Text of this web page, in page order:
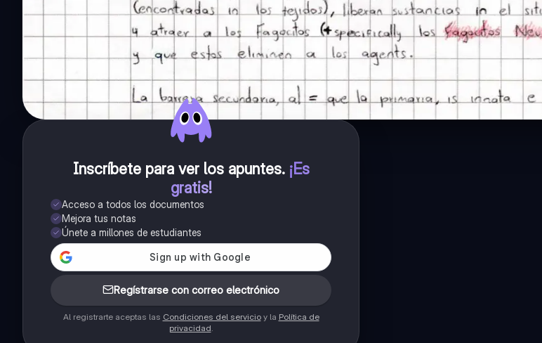
Inscríbete para ver los apuntes. ¡Es
gratis!
Acceso a todos los documentos
Mejora tus notas
Únete a millones de estudiantes
Regístrarse con correo electrónico
Al registrarte aceptas las Condiciones del servicioy la Política de
privacidad.